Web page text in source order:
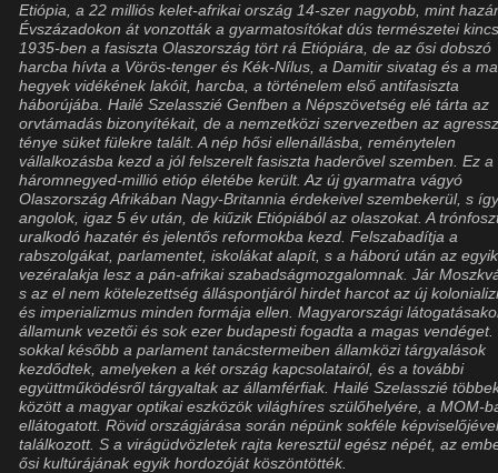
Etiópia, a 22 milliós kelet-afrikai ország 14-szer nagyobb, mint
Évszázadokon át vonzották a gyarmatosítókat dús természetei
1935-ben a fasiszta Olaszország tört rá Etiópiára, de az ősi dobszó
harcba hívta a Vörös-tenger és Kék-Nílus, a Damitir sivatag és a
hegyek vidékének lakóit, harcba, a történelem első antifasiszta
háborújába. Hailé Szelasszié Genfben a Népszövetség elé tárta az
orvtámadás bizonyítékait, de a nemzetközi szervezetben az
ténye süket fülekre talált. A nép hősi ellenállásba, reménytelen
vállalkozásba kezd a jól felszerelt fasiszta haderővel szemben. Ez a
háromnegyed-millió etióp életébe került. Az új gyarmatra vágyó
Olaszország Afrikában Nagy-Britannia érdekeivel szembekerül, s
angolok, igaz 5 év után, de kiűzik Etiópiából az olaszokat. A
uralkodó hazatér és jelentős reformokba kezd. Felszabadítja a
rabszolgákat, parlamentet, iskolákat alapít, s a háború után az egyik
vezéralakja lesz a pán-afrikai szabadságmozgalomnak. Jár
s az el nem kötelezettség álláspontjáról hirdet harcot az új
és imperializmus minden formája ellen. Magyarországi
államunk vezetői és sok ezer budapesti fogadta a magas vendéget.
sokkal később a parlament tanácstermeiben államközi tárgyalások
kezdődtek, amelyeken a két ország kapcsolatairól, és a további
együttműködésről tárgyaltak az államférfiak. Hailé Szelasszié
között a magyar optikai eszközök világhíres szülőhelyére, a MOM-
ellátogatott. Rövid országjárása során népünk sokféle
találkozott. S a virágüdvözletek rajta keresztül egész népét, az
ősi kultúrájának egyik hordozóját köszöntötték.